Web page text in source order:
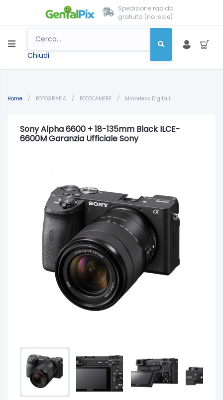
Spedizione rapida
gratuita (no isole)
Chiudi
Home / FOTOGRAFIA / FOTOCAMERE / Mirrorless Digitali
Sony Alpha 6600 + 18-135mm Black ILCE-
6600M Garanzia Ufficiale Sony